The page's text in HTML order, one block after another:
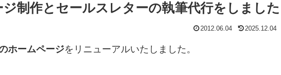
制作とセールスレターの執筆代行をしました
2012.06.04 2025.12.04
ホームページをリニューアルいたしました。